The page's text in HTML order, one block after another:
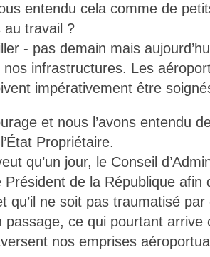
entendu cela comme de
au travail ?
- pas demain mais
nos infrastructures. Les
impérativement être
et nous l’avons entendu
Propriétaire.
qu’un jour, le Conseil
de la République afin
qu’il ne soit pas traumatisé
passage, ce qui pourtant arrive
nos emprises